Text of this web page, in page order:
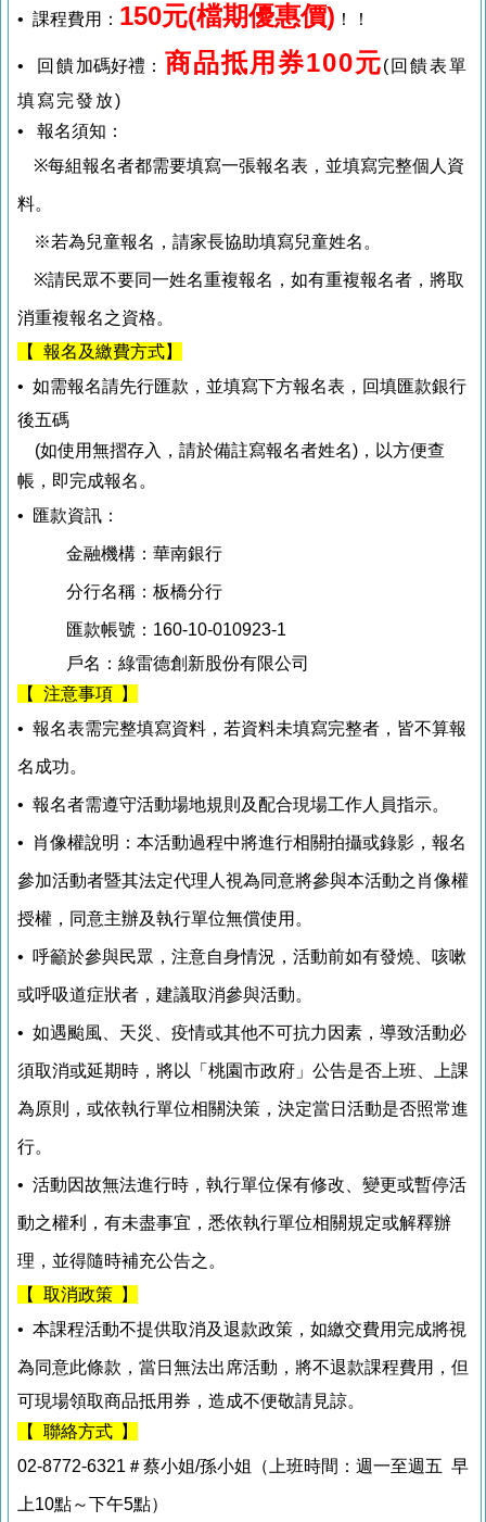
• 課程費用 ： 150元(檔期優惠價) ！！
• 回饋加碼好禮 ： 商品抵用券100元(回饋表單
填寫完發放)
• 報名須知：
※每組報名者都需要填寫一張報名表，並填寫完整個人資
料。
※若為兒童報名，請家長協助填寫兒童姓名。
※請民眾不要同一姓名重複報名，如有重複報名者，將取
消重複報名之資格。
【 報名及繳費方式】
• 如需報名請先行匯款，並填寫下方報名表， 回填匯款銀行
後五碼
(如使用無摺存入，請於備註寫報名者姓名) ，以方便查
帳，即完成報名。
• 匯款資訊：
金融機構：華南銀行
分行名稱：板橋分行
匯款帳號： 160-10-010923-1
戶名：綠雷德創新股份有限公司
【 注意事項 】
• 報名表需完整填寫資料，若資料未填寫完整者，皆不算報
名成功。
• 報名者需遵守活動場地規則及配合現場工作人員指示。
• 肖像權說明：本活動過程中將進行相關拍攝或錄影，報名
參加活動者暨其法定代理人視為同意將參與本活動之肖像權
授權，同意主辦及執行單位無償使用。
• 呼籲於參與民眾，注意自身情況，活動前如有發燒、咳嗽
或呼吸道症狀者，建議取消參與活動。
• 如遇颱風、天災、疫情或其他不可抗力因素，導致活動必
須取消或延期時，將以「桃園市政府」公告是否上班、上課
為原則，或依執行單位相關決策，決定當日活動是否照常進
行。
• 活動因故無法進行時，執行單位保有修改、變更或暫停活
動之權利，有未盡事宜，悉依執行單位相關規定或解釋辦
理，並得隨時補充公告之。
【 取消政策 】
• 本課程活動不提供取消及退款政策，如繳交費用完成將視
為同意此條款，當日無法出席活動，將不退款課程費用， 但
可現場領取商品抵用券，造成不便敬請見諒。
【 聯絡方式 】
02-8772-6321＃蔡小姐/孫小姐（上班時間：週一至週五 早
上10點～下午5點）